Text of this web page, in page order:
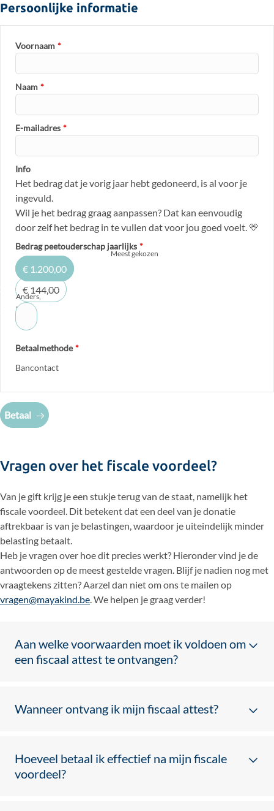
Persoonlijke informatie
Voornaam *
Naam *
E-mailadres *
Info
Het bedrag dat je vorig jaar hebt gedoneerd, is al voor je
ingevuld.
Wil je het bedrag graag aanpassen? Dat kan eenvoudig
door zelf het bedrag in te vullen dat voor jou goed voelt. 💛
Bedrag peetouderschap jaarlijks *
Meest gekozen
€ 1.200,00
€ 144,00
Anders,
nl: €
Betaalmethode *
Bancontact
Betaal
Vragen over het fiscale voordeel?
Van je gift krijg je een stukje terug van de staat, namelijk het
fiscale voordeel. Dit betekent dat een deel van je donatie
aftrekbaar is van je belastingen, waardoor je uiteindelijk minder
belasting betaalt.
Heb je vragen over hoe dit precies werkt? Hieronder vind je de
antwoorden op de meest gestelde vragen. Blijf je nadien nog met
vraagtekens zitten? Aarzel dan niet om ons te mailen op
vragen@mayakind.be. We helpen je graag verder!
Aan welke voorwaarden moet ik voldoen om
een fiscaal attest te ontvangen?
van de rekeningen van ’t Mayakind van Nu. Je
code vermeld op onze correspondentie.
Je ontvangt geen tegenprestatie voor jouw gift. Een
Wanneer ontvang ik mijn fiscaal attest?
3 maanden van een nieuw jaar. Bij je attest ontvang je
telkens ons jaarmagazine (boekje Nuevo Horizonte) met
Hoeveel betaal ik effectief na mijn fiscale
voordeel?